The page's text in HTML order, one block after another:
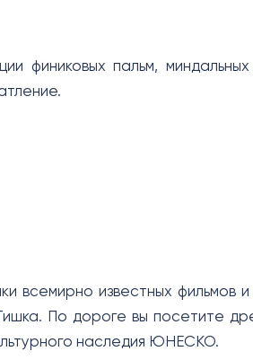
финиковых пальм,
всемирно известных фильмов
По дороге вы посетите
наследия ЮНЕСКО.